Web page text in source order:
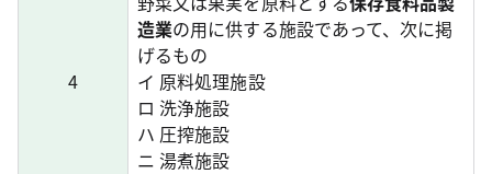
4
造業の用に供する施設であって、次に掲
げるもの
イ 原料処理施設
ロ 洗浄施設
ハ 圧搾施設
ニ 湯煮施設